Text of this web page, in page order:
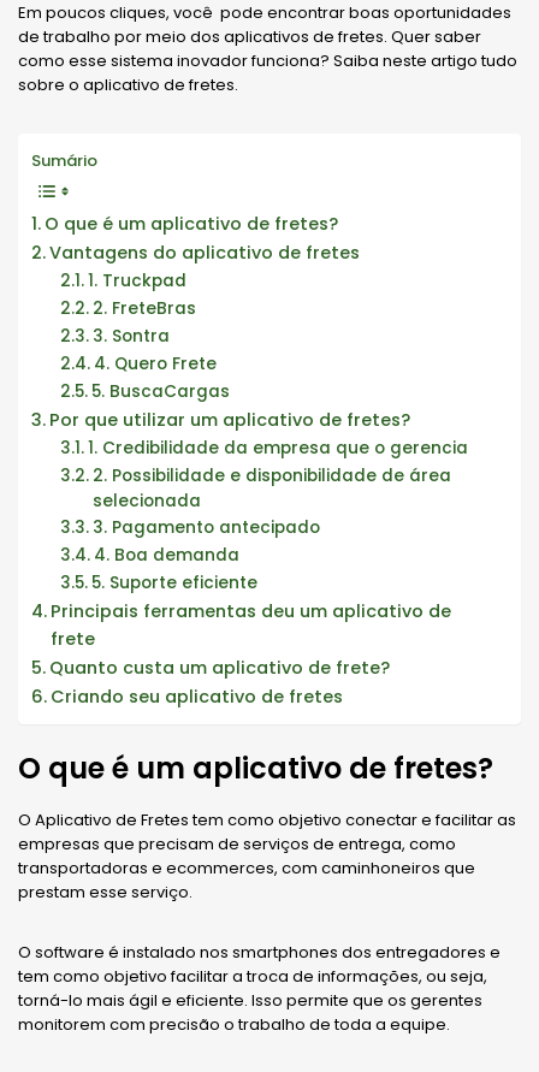
Em poucos cliques, você pode encontrar boas oportunidades
de trabalho por meio dos aplicativos de fretes. Quer saber
como esse sistema inovador funciona? Saiba neste artigo tudo
sobre o aplicativo de fretes.
Sumário
O que é um aplicativo de fretes?
Vantagens do aplicativo de fretes
1. Truckpad
2. FreteBras
3. Sontra
4. Quero Frete
5. BuscaCargas
Por que utilizar um aplicativo de fretes?
1. Credibilidade da empresa que o gerencia
2. Possibilidade e disponibilidade de área
selecionada
3. Pagamento antecipado
4. Boa demanda
5. Suporte eficiente
Principais ferramentas deu um aplicativo de
frete
Quanto custa um aplicativo de frete?
Criando seu aplicativo de fretes
O que é um aplicativo de fretes?
O Aplicativo de Fretes tem como objetivo conectar e facilitar as
empresas que precisam de serviços de entrega, como
transportadoras e ecommerces, com caminhoneiros que
prestam esse serviço.
O software é instalado nos smartphones dos entregadores e
tem como objetivo facilitar a troca de informações, ou seja,
torná-lo mais ágil e eficiente. Isso permite que os gerentes
monitorem com precisão o trabalho de toda a equipe.